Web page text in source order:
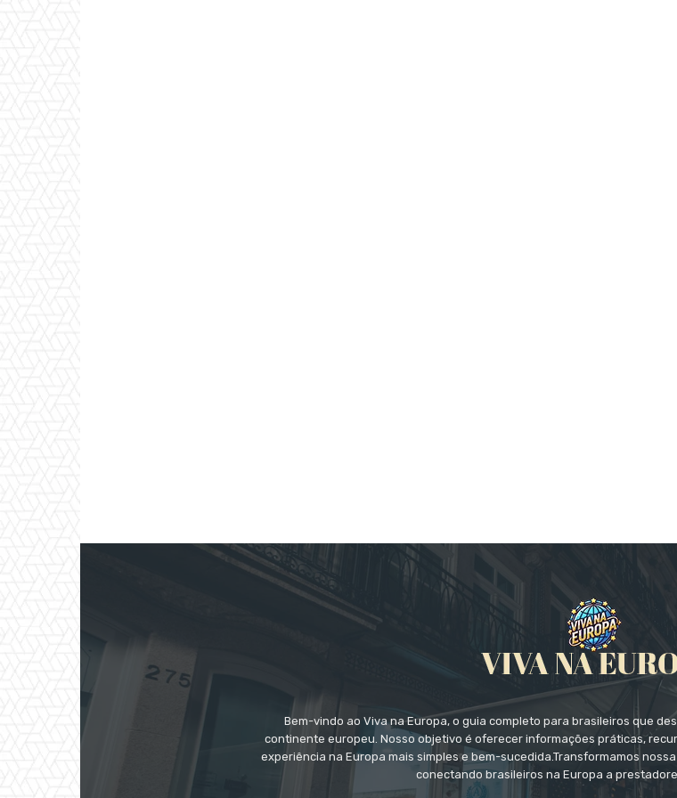
Bem-vindo ao Viva na Europa, o guia completo para brasileiros que
continente europeu. Nosso objetivo é oferecer informações práticas,
experiência na Europa mais simples e bem-sucedida.Transformamos
conectando brasileiros na Europa a